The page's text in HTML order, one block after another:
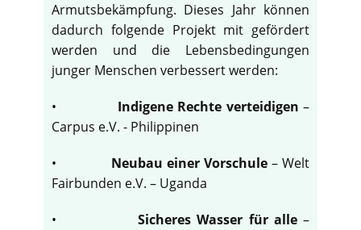
Armutsbekämpfung. Dieses Jahr können
dadurch folgende Projekt mit gefördert
werden und die Lebensbedingungen
junger Menschen verbessert werden:
• Indigene Rechte verteidigen –
Carpus e.V. - Philippinen
• Neubau einer Vorschule – Welt
Fairbunden e.V. – Uganda
•Sicheres Wasser für alle–